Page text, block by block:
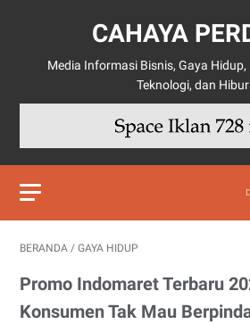
CAHAYA
Media Informasi Bisnis, Gaya
Teknologi, dan
BERANDA / GAYA HIDUP
Promo Indomaret Terbaru
Konsumen Tak Mau